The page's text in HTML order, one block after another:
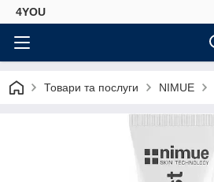
4YOU
Товари та послуги NIMUE